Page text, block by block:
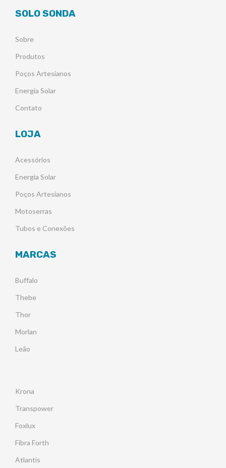
SOLO SONDA
Sobre
Produtos
Poços Artesianos
Energia Solar
Contato
LOJA
Acessórios
Energia Solar
Poços Artesianos
Motoserras
Tubos e Conexões
MARCAS
Buffalo
Thebe
Thor
Morlan
Leão
Krona
Transpower
Foxlux
Fibra Forth
Atlantis